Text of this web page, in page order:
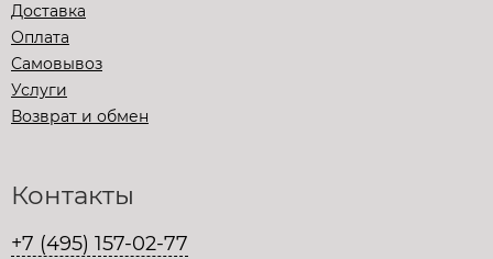
Доставка
Оплата
Самовывоз
Услуги
Возврат и обмен
Контакты
+7 (495) 157-02-77